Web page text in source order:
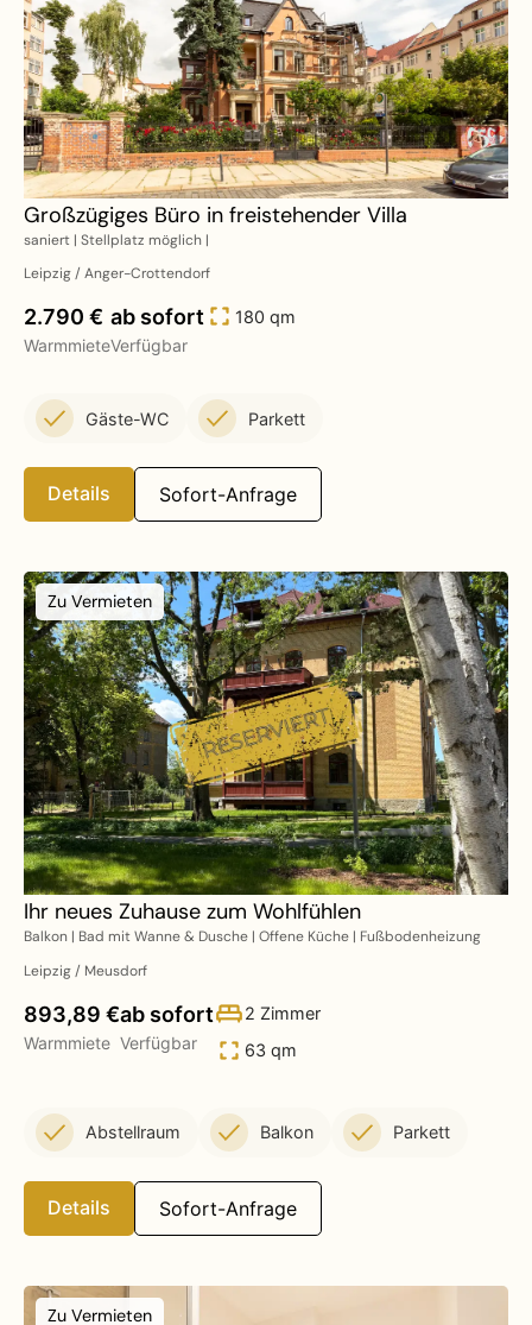
Großzügiges Büro in freistehender Villa
saniert | Stellplatz möglich |
Leipzig / Anger-Crottendorf
2.790 €
Warmmiete
ab sofort
Verfügbar
180 qm
Gäste-WC Parkett
Details Sofort-Anfrage
Zu Vermieten
Ihr neues Zuhause zum Wohlfühlen
Balkon | Bad mit Wanne & Dusche | Offene Küche | Fußbodenheizung
Leipzig / Meusdorf
893,89 €
Warmmiete
ab sofort
Verfügbar
2 Zimmer
63 qm
Abstellraum Balkon Parkett
Details Sofort-Anfrage
Zu Vermieten